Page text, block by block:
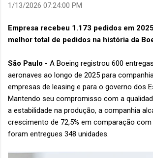
cinco anulam o lucro de um voo inteiro. O
1/13/2026 07:24:00 PM
Empresa recebeu 1.173 pedidos em
melhor total de pedidos na história da
São Paulo - A Boeing registrou 600
aeronaves ao longo de 2025 para
empresas de leasing e para o governo dos
Mantendo seu compromisso com a
a estabilidade na produção, a companhia
crescimento de 72,5% em comparação com
foram entregues 348 unidades.